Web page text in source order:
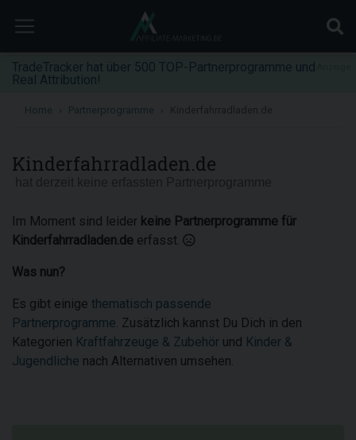
TradeTracker hat über 500 TOP-Partnerprogramme und
Real Attribution!
Home Partnerprogramme
Kinderfahrradladen.de
Im Moment sind leider keine Partnerprogramme für
Kinderfahrradladen.de erfasst.
Was nun?
Es gibt einige thematisch passende
Partnerprogramme. Zusätzlich kannst Du Dich in den
Kategorien Kraftfahrzeuge & Zubehör und Kinder &
Jugendliche nach Alternativen umsehen.